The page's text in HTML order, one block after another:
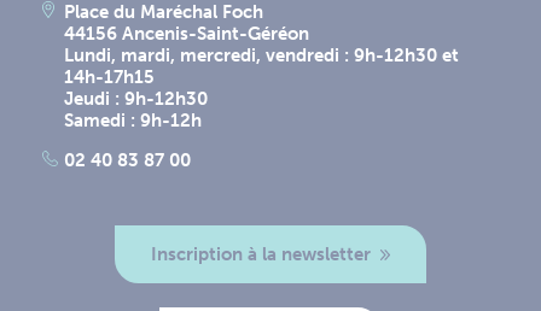
Place du Maréchal Foch
44156 Ancenis-Saint-Géréon
Lundi, mardi, mercredi, vendredi : 9h-12h30 et
14h-17h15
Jeudi : 9h-12h30
Samedi : 9h-12h
02 40 83 87 00
Inscription à la newsletter